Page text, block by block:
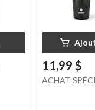
11,99 $
ACHAT